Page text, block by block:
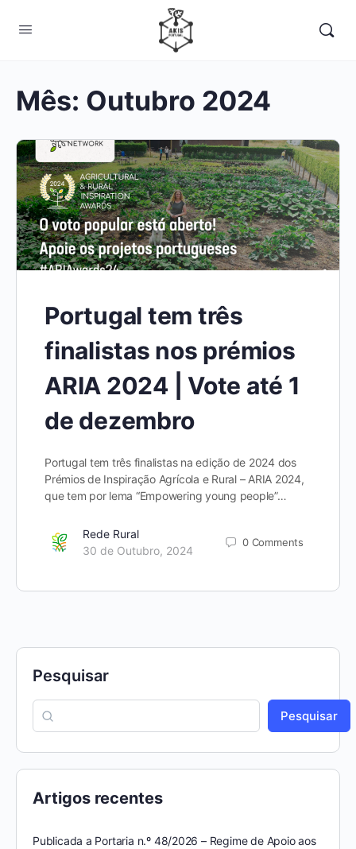
Mês: Outubro 2024
Portugal tem três
finalistas nos prémios
ARIA 2024 | Vote até 1
de dezembro
Portugal tem três finalistas na edição de 2024 dos
Prémios de Inspiração Agrícola e Rural – ARIA 2024,
que tem por lema “Empowering young people”…
Rede Rural
30 de Outubro, 2024
0 Comments
Pesquisar
Pesquisar
Artigos recentes
Publicada a Portaria n.º 48/2026 – Regime de Apoio aos